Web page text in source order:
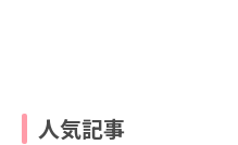
人気記事